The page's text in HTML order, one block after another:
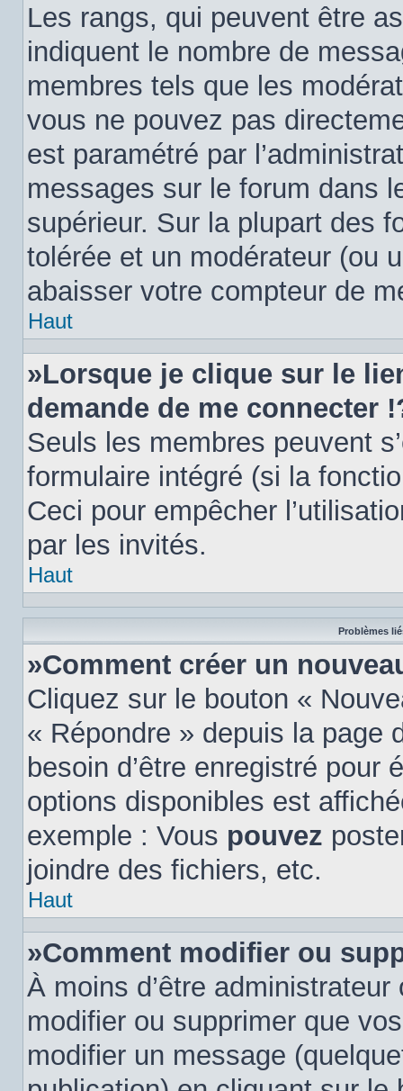
Les rangs, qui peuvent être
indiquent le nombre de
membres tels que les
vous ne pouvez pas
est paramétré par
messages sur le forum dans
supérieur. Sur la plupart des
tolérée et un modérateur (ou
abaisser votre compteur de
Haut
»Lorsque je clique sur le
demande de me connecter
Seuls les membres peuvent
formulaire intégré (si la
Ceci pour empêcher
par les invités.
Haut
Problèmes
»Comment créer un
Cliquez sur le bouton «
« Répondre » depuis la page
besoin d’être enregistré
options disponibles est
exemple : Vous pouvez
joindre des fichiers, etc.
Haut
»Comment modifier ou
À moins d’être
modifier ou supprimer que
modifier un message